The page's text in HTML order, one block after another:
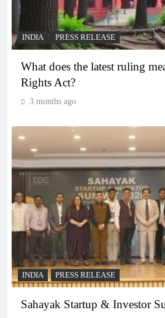
INDIA PRESS RELEASE
What does the latest ruling
Rights Act?
3 months ago
INDIA PRESS RELEASE
Sahayak Startup & Investor